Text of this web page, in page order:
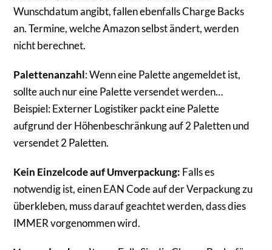
Wunschdatum angibt, fallen ebenfalls Charge Backs
an. Termine, welche Amazon selbst ändert, werden
nicht berechnet.
Palettenanzahl: Wenn eine Palette angemeldet ist,
sollte auch nur eine Palette versendet werden…
Beispiel: Externer Logistiker packt eine Palette
aufgrund der Höhenbeschränkung auf 2 Paletten und
versendet 2 Paletten.
Kein Einzelcode auf Umverpackung: Falls es
notwendig ist, einen EAN Code auf der Verpackung zu
überkleben, muss darauf geachtet werden, dass dies
IMMER vorgenommen wird.